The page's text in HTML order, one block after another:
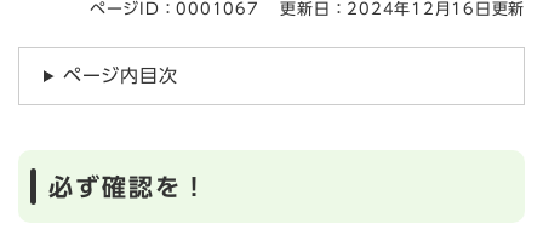
ページID：0001067 更新日：2024年12月16日更新
ページ内目次
必ず確認を！